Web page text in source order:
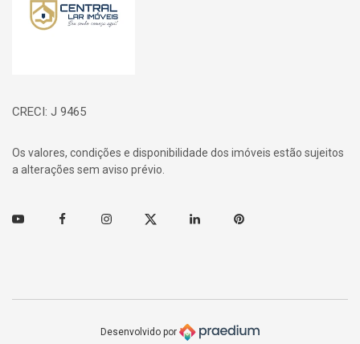
CRECI: J 9465
Os valores, condições e disponibilidade dos imóveis estão sujeitos
a alterações sem aviso prévio.
Youtube FacebookInstagramTwitter Linkedin Pinterest
Desenvolvido por